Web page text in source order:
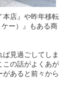
本店』や昨年移転
ー）』もある商
見過ごしてしま
この話がよくあが
があると前々から